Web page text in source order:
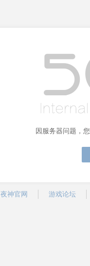
因服务器问题，
夜神官网 游戏论坛